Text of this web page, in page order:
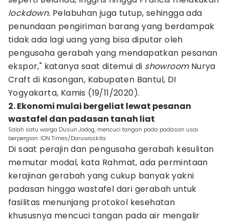
lockdown. Pelabuhan juga tutup, sehingga ada
penundaan pengiriman barang yang berdampak
tidak ada lagi uang yang bisa diputar oleh
pengusaha gerabah yang mendapatkan pesanan
ekspor," katanya saat ditemui di showroomNurya
Craft di Kasongan, Kabupaten Bantul, DI
Yogyakarta, Kamis (19/11/2020).
2. Ekonomi mulai bergeliat lewat pesanan
wastafel dan padasan tanah liat
Salah satu warga Dusun Jodog, mencuci tangan pada padasan usai
berpergian. IDN Times/Daruwaskita
Di saat perajin dan pengusaha gerabah kesulitan
memutar modal, kata Rahmat, ada permintaan
kerajinan gerabah yang cukup banyak yakni
padasan hingga wastafel dari gerabah untuk
fasilitas menunjang protokol kesehatan
khususnya mencuci tangan pada air mengalir